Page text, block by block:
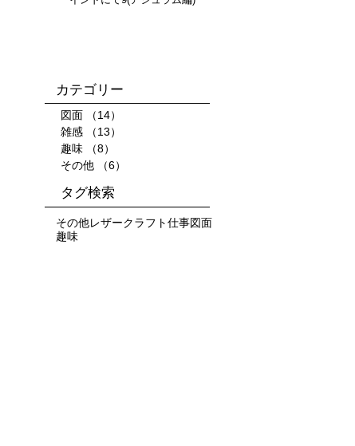
​カテゴリー
図面 （14）
雑感
（13）
趣味
（8）
その他
（6）
タグ検索
その他レザークラフト仕事図面
趣味